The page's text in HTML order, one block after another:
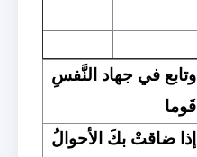
وتابع في جهاد النَّفسِ
قَوما
إذا ضاقتْ بكَ الأحوالُ